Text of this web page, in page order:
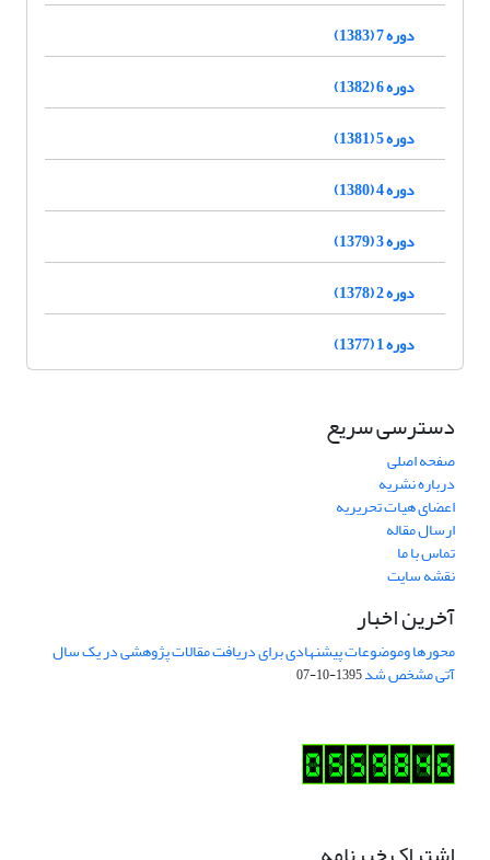
دوره 7 (1383)
دوره 6 (1382)
دوره 5 (1381)
دوره 4 (1380)
دوره 3 (1379)
دوره 2 (1378)
دوره 1 (1377)
دسترسی سریع
صفحه اصلی
درباره نشریه
اعضای هیات تحریریه
ارسال مقاله
تماس با ما
نقشه سایت
آخرین اخبار
محورها وموضوعات پیشنهادی برای دریافت مقالات پژوهشی در یک سال
آتی مشخص شد1395-10-07